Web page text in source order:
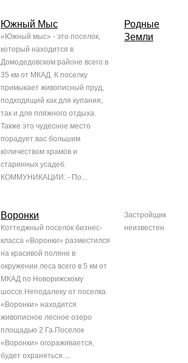
Южный Мыс
«Южный мыс» - это поселок,
который находится в
Домодедовском районе всего в
35 км от МКАД. К поселку
примыкает живописный пруд,
подходящий как для купания,
так и для пляжного отдыха.
Также это чудесное место
порадует вас большим
количеством храмов и
старинных усадеб.
КОММУНИКАЦИИ: - По...
Родные
Земли
Воронки
Коттеджный поселок бизнес-
класса «Воронки» разместился
на красивой поляне в
окружении леса всего в 5 км от
МКАД по Новорижскому
шоссе.Неподалеку от поселка
«Воронки» находится
живописное лесное озеро
площадью 2 Га.Поселок
«Воронки» огораживается,
будет охраняться....
Застройщик
неизвестен